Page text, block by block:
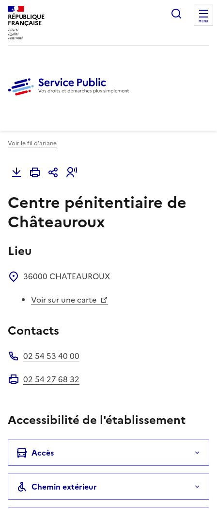
RÉPUBLIQUE
FRANÇAISE
Ouvrir
MENU
Voir le fil d'ariane
Centre pénitentiaire de
Châteauroux
Lieu
36000 CHATEAUROUX
Voir sur une carte
Contacts
02 54 53 40 00
02 54 27 68 32
Accessibilité de l'établissement
Accès
Chemin extérieur